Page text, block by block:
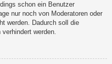
schon ein Benutzer
nur noch von Moderatoren oder
werden. Dadurch soll die
werden.